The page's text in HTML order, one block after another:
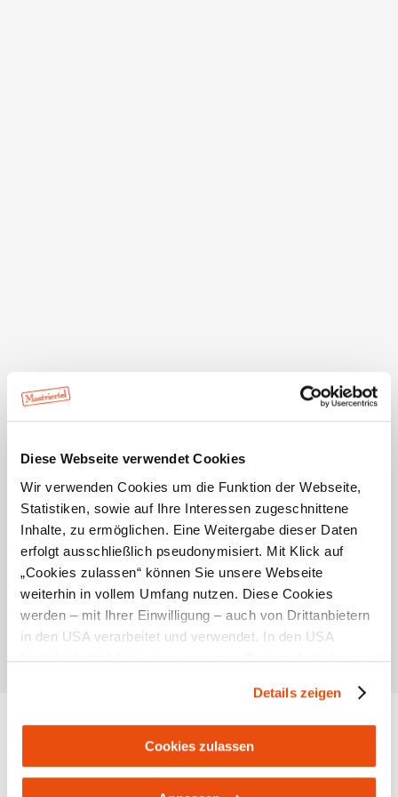
Diese Webseite verwendet Cookies
Wir verwenden Cookies um die Funktion der Webseite,
Statistiken, sowie auf Ihre Interessen zugeschnittene
Inhalte, zu ermöglichen. Eine Weitergabe dieser Daten
erfolgt ausschließlich pseudonymisiert. Mit Klick auf
„Cookies zulassen“ können Sie unsere Webseite
weiterhin in vollem Umfang nutzen. Diese Cookies
werden – mit Ihrer Einwilligung – auch von Drittanbietern
in den USA verarbeitet und verwendet. In den USA
besteht derzeit kein angemessenes Datenschutzniveau,
Sicherheitsbehörden entsprechende Anordnungen
gegenüber den Drittanbietern (Google und Meta
Platforms, Inc.) treffen, um Zugriff zu Daten zu Kontroll-
und Überwachungszwecken zu erhalten. Dagegen gibt es
Details zeigen
Cookies zulassen
Empfohlener Zeitraum
J F M A M J J A S O N D
Lage
mit öffentlichen Verkehrsmitteln erreichbar
Kontakt